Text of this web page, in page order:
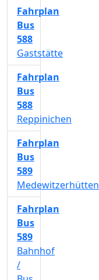
Fahrplan
Bus
588
Gaststätte
Fahrplan
Bus
588
Reppinichen
Fahrplan
Bus
589
Medewitzerhütten
Fahrplan
Bus
589
Bahnhof
/